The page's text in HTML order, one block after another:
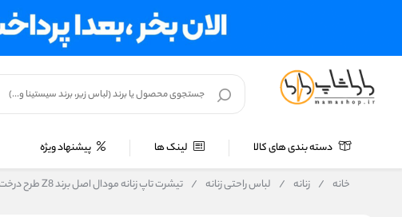
دسته بندی های کالا لینک ها پیشنهاد ویژه
خانه / زنانه / لباس راحتی زنانه / تیشرت تاپ زنانه مودال اصل برند Z8 طرح درخت کد 5076